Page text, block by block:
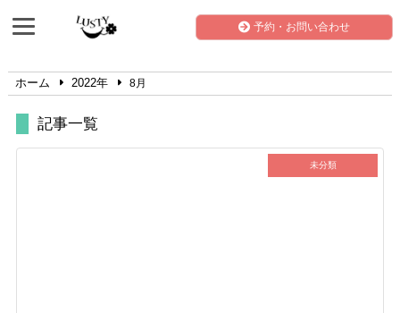
予約・お問い合わせ
ホーム 2022年 8月
記事一覧
未分類